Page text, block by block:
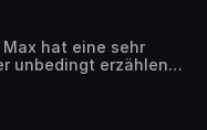
hat eine sehr
unbedingt erzählen
langen